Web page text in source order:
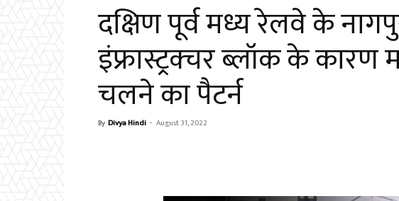
दक्षिण पूर्व मध्य रेलवे के
इंफ्रास्ट्रक्चर ब्लॉक के कारण
चलने का पैटर्न
By Divya Hindi - August 31, 2022